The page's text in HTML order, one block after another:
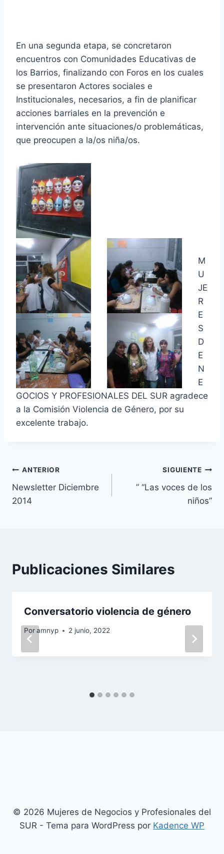
En una segunda etapa, se concretaron
encuentros con Comunidades Educativas de
los Barrios, finalizando con Foros en los cuales
se presentaron Actores sociales e
Institucionales, necesarios, a fin de planificar
acciones barriales en la prevención e
intervención ante situaciones/o problemáticas,
que preocupen a la/os niña/os.
M
U
JE
R
E
S
D
E
N
E
GOCIOS Y PROFESIONALES DEL SUR agradece
a la Comisión Violencia de Género, por su
excelente trabajo.
Navegación
de
ANTERIOR
Newsletter Diciembre
2014
SIGUIENTE
” “Las voces de los
niños”
Publicaciones Similares
Conversatorio violencia de género
Poramnyp 2 junio, 2022
© 2026 Mujeres de Negocios y Profesionales del
SUR - Tema para WordPress por Kadence WP